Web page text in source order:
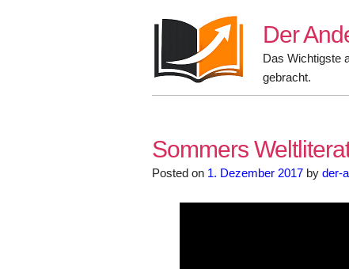
Der
Das Wichtigste
gebracht.
Sommers
Posted on 1. Dezember 2017 by der-